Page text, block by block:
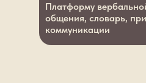
Платформу
общения, словарь,
коммуникации